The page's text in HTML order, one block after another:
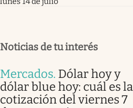
Noticias de tu interés
Mercados. Dólar hoy y
dólar blue hoy: cuál es la
cotización del viernes 7